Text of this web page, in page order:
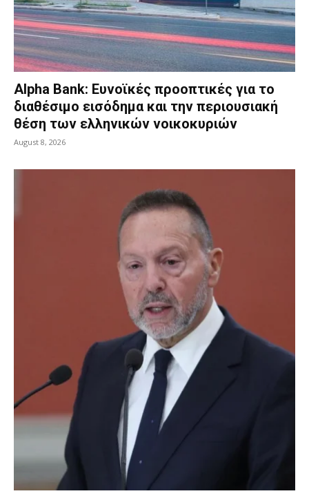
Alpha Bank: Ευνοϊκές προοπτικές για το
διαθέσιμο εισόδημα και την περιουσιακή
θέση των ελληνικών νοικοκυριών
August 8, 2026